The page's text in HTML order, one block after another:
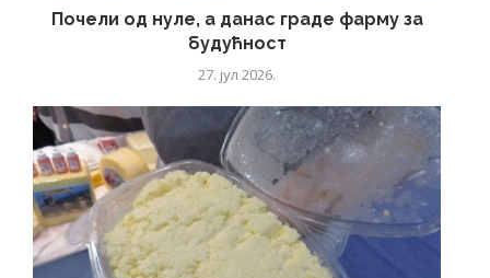
Почели од нуле, а данас граде фарму за
будућност
27. јул 2026.